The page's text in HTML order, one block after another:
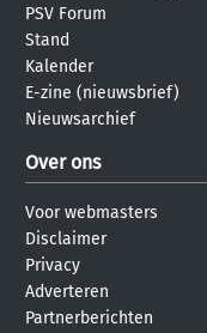
PSV Forum
Stand
Kalender
E-zine (nieuwsbrief)
Nieuwsarchief
Over ons
Voor webmasters
Disclaimer
Privacy
Adverteren
Partnerberichten